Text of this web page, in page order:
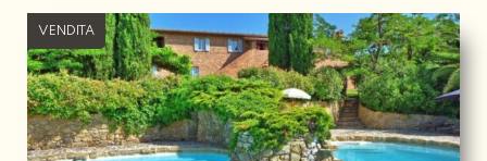
VENDITA